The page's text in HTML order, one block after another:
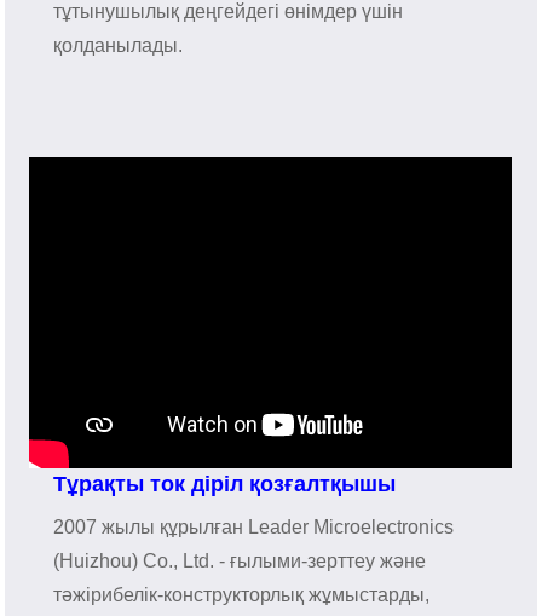
тұтынушылық деңгейдегі өнімдер үшін
қолданылады.
Тұрақты ток діріл қозғалтқышы
2007 жылы құрылған Leader Microelectronics
(Huizhou) Co., Ltd. - ғылыми-зерттеу және
тәжірибелік-конструкторлық жұмыстарды,